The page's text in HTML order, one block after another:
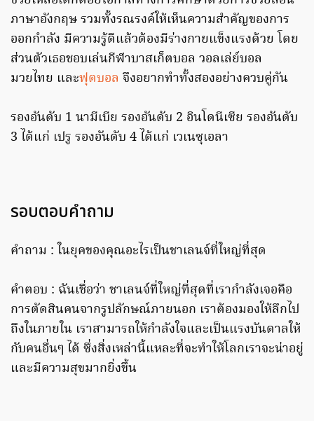
ภาษาอังกฤษ รวมทั้งรณรงค์ให้เห็นความสำคัญของการ
ออกกำลัง มีความรู้ดีแล้วต้องมีร่างกายแข็งแรงด้วย โดย
ส่วนตัวเธอชอบเล่นกีฬาบาสเก็ตบอล วอลเล่ย์บอล
มวยไทย และฟุตบอล จึงอยากทำทั้งสองอย่างควบคู่กัน
รองอันดับ 1 นามีเบีย รองอันดับ 2 อินโดนีเซีย รองอันดับ
3 ได้แก่ เปรู รองอันดับ 4 ได้แก่ เวเนซุเอลา
รอบตอบคำถาม
คำถาม : ในยุคของคุณอะไรเป็นชาเลนจ์ที่ใหญ่ที่สุด
คำตอบ : ฉันเชื่อว่า ชาเลนจ์ที่ใหญ่ที่สุดที่เรากำลังเจอคือ
การตัดสินคนจากรูปลักษณ์ภายนอก เราต้องมองให้ลึกไป
ถึงในภายใน เราสามารถให้กำลังใจและเป็นแรงบันดาลให้
กับคนอื่นๆ ได้ ซึ่งสิ่งเหล่านี้แหละที่จะทำให้โลกเราจะน่าอยู่
และมีความสุขมากยิ่งขึ้น